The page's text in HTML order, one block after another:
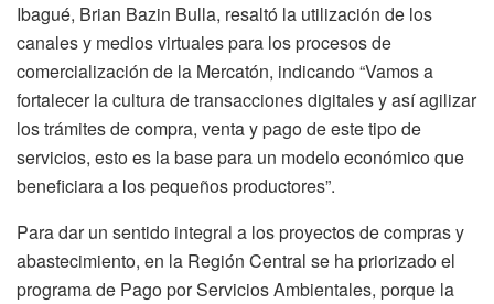
Ibagué, Brian Bazin Bulla, resaltó la utilización de los
canales y medios virtuales para los procesos de
comercialización de la Mercatón, indicando “Vamos a
fortalecer la cultura de transacciones digitales y así agilizar
los trámites de compra, venta y pago de este tipo de
servicios, esto es la base para un modelo económico que
beneficiara a los pequeños productores”.
Para dar un sentido integral a los proyectos de compras y
abastecimiento, en la Región Central se ha priorizado el
programa de Pago por Servicios Ambientales, porque la